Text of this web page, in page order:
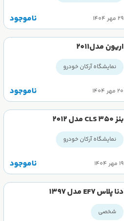
۲۹ مهر ۱۴۰۴ ناموجود
اریون مدل2011
نمایشگاه آرکان خودرو
۲۰ مهر ۱۴۰۴ ناموجود
بنز CLS 350 مدل ۲۰۱۲
نمایشگاه آرکان خودرو
۱۹ مهر ۱۴۰۴ ناموجود
دنا پلاس EF7 مدل 1397
شخصی